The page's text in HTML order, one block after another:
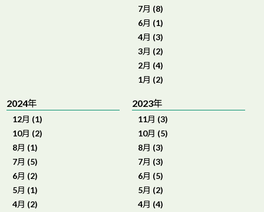
7月 (8)
6月 (1)
4月 (3)
3月 (2)
2月 (4)
1月 (2)
2024年
12月 (1)
10月 (2)
8月 (1)
7月 (5)
6月 (2)
5月 (1)
4月 (2)
2023年
11月 (3)
10月 (5)
8月 (3)
7月 (3)
6月 (5)
5月 (2)
4月 (4)